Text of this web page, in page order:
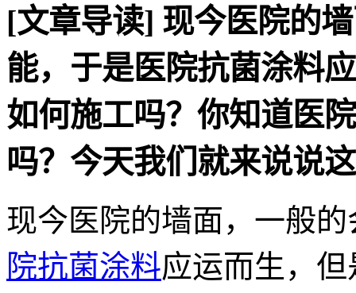
[文章导读] 现今医院的
能，于是医院抗菌涂料
如何施工吗？你知道医
吗？今天我们就来说说
现今医院的墙面，一般
院抗菌涂料应运而生，